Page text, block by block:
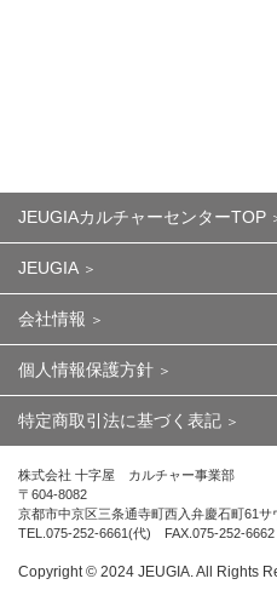
JEUGIAカルチャーセンターTOP
JEUGIA
会社情報
個人情報保護方針
特定商取引法に基づく表記
株式会社 十字屋 カルチャー事業部
〒604-8082
京都市中京区三条通寺町西入弁慶石町61サ
TEL.075-252-6661(代) FAX.075-252-6662
Copyright ©︎ 2024 JEUGIA. All Rights